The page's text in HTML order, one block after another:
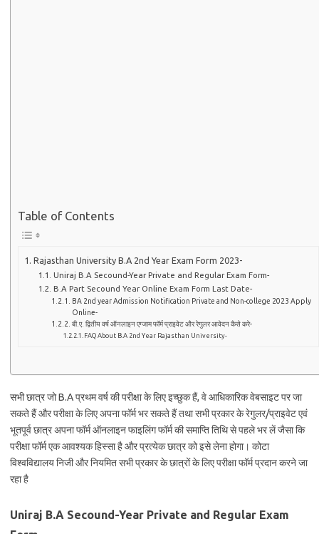
Table of Contents
Rajasthan University B.A 2nd Year Exam Form 2023-
Uniraj B.A Secound-Year Private and Regular Exam Form-
B.A Part Secound Year Online Exam Form Last Date-
BA 2nd year Admission Notification Private and Non-college 2023 Apply
Online-
बी.ए. द्वितीय वर्ष ऑनलाइन एग्जाम फॉर्म प्राइवेट और रेगुलर आवेदन कैसे करे-
FAQ About B.A 2nd Year Rajasthan University-
सभी छात्र जो B.A प्रथम वर्ष की परीक्षा के लिए इच्छुक हैं, वे आधिकारिक वेबसाइट पर जा
सकते हैं और परीक्षा के लिए अपना फॉर्म भर सकते हैं तथा सभी प्रकार के रेगुलर/प्राइवेट एवं
भूतपूर्व छात्र अपना फॉर्म ऑनलाइन फाइलिंग फॉर्म की समाप्ति तिथि से पहले भर लें जैसा कि
परीक्षा फॉर्म एक आवश्यक हिस्सा है और प्रत्येक छात्र को इसे लेना होगा। कोटा
विश्वविद्यालय निजी और नियमित सभी प्रकार के छात्रों के लिए परीक्षा फॉर्म प्रदान करने जा
रहा है
Uniraj B.A Secound-Year Private and Regular Exam